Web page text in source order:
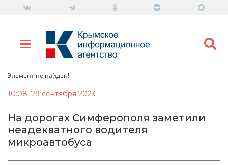
Элемент не найден!
10:08, 29 сентября 2023
На дорогах Симферополя заметили
неадекватного водителя
микроавтобуса